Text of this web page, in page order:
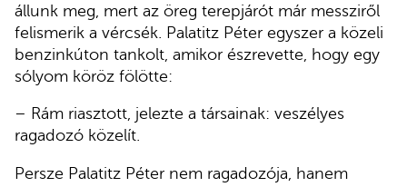
állunk meg, mert az öreg terepjárót már messziről
felismerik a vércsék. Palatitz Péter egyszer a közeli
benzinkúton tankolt, amikor észrevette, hogy egy
sólyom köröz fölötte:
– Rám riasztott, jelezte a társainak: veszélyes
ragadozó közelít.
Persze Palatitz Péter nem ragadozója, hanem